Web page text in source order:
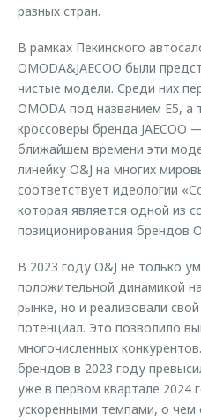
Калькулятор трейд-ин
Запчасти
разных стран.
В рамках Пекинского
OMODA&JAECOO были
чистые модели. Среди них
OMODA под названием E5, а
кроссоверы бренда JAECOO —
ближайшем времени эти
линейку O&J на многих
соответствует идеологии
которая является одной из
позиционирования брендов
В 2023 году O&J не только
положительной динамикой
рынке, но и реализовали
потенциал. Это позволило
многочисленных
брендов в 2023 году
уже в первом квартале 2024
ускоренными темпами, о чем